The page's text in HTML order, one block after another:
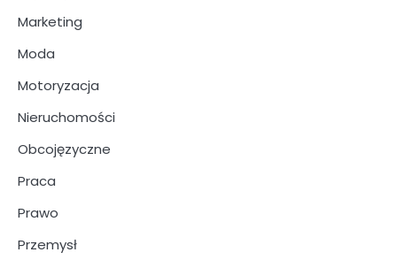
Marketing
Moda
Motoryzacja
Nieruchomości
Obcojęzyczne
Praca
Prawo
Przemysł